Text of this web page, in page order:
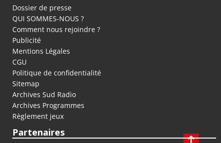
Dossier de presse
QUI SOMMES-NOUS ?
Comment nous rejoindre ?
Publicité
Mentions Légales
CGU
Politique de confidentialité
Sitemap
Archives Sud Radio
Archives Programmes
Règlement jeux
Partenaires